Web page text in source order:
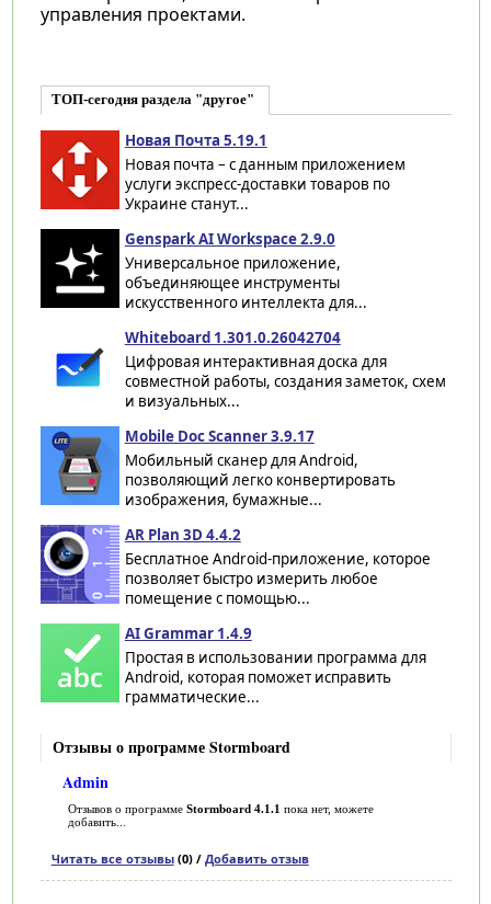
управления проектами.
ТОП-сегодня раздела "другое"
Новая Почта 5.19.1
Новая почта – с данным приложением
услуги экспресс-доставки товаров по
Украине станут...
Genspark AI Workspace 2.9.0
Универсальное приложение,
объединяющее инструменты
искусственного интеллекта для...
Whiteboard 1.301.0.26042704
Цифровая интерактивная доска для
совместной работы, создания заметок, схем
и визуальных...
Mobile Doc Scanner 3.9.17
Мобильный сканер для Android,
позволяющий легко конвертировать
изображения, бумажные...
AR Plan 3D 4.4.2
Бесплатное Android-приложение, которое
позволяет быстро измерить любое
помещение с помощью...
AI Grammar 1.4.9
Простая в использовании программа для
Android, которая поможет исправить
грамматические...
Отзывы о программе Stormboard
Admin
Отзывов о программе Stormboard 4.1.1 пока нет, можете
добавить...
Читать все отзывы(0) / Добавить отзыв